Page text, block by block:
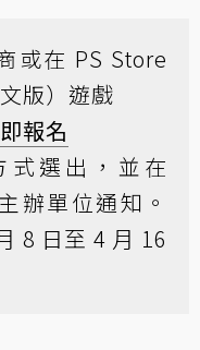
或在 PS Store
版）遊戲
報名
式選出，並在
辦單位通知。
8 日至 4 月 16